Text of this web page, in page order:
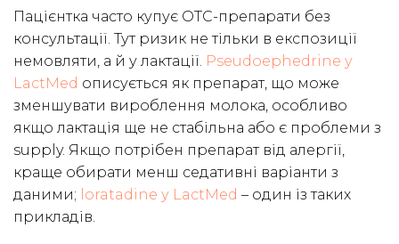
Пацієнтка часто купує OTC-препарати без
консультації. Тут ризик не тільки в експозиції
немовляти, а й у лактації. Pseudoephedrine у
LactMed описується як препарат, що може
зменшувати вироблення молока, особливо
якщо лактація ще не стабільна або є проблеми з
supply. Якщо потрібен препарат від алергії,
краще обирати менш седативні варіанти з
даними; loratadine у LactMed – один із таких
прикладів.